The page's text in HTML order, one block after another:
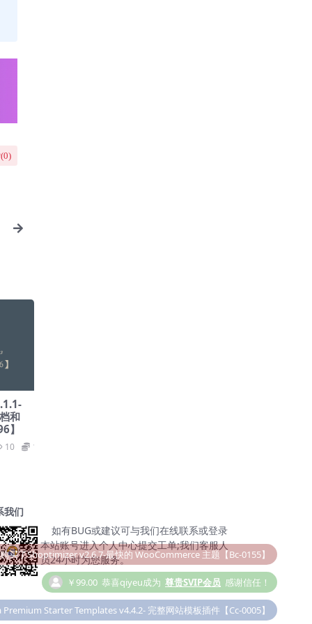
0)
和
】
10 19.9
我们
如有BUG或建议可与我们在线联系或登录
本站账号进入个人中心提交工单;我们客服人
员24小时为您服务。
￥99.00 恭喜qiyeu成为 尊贵SVIP会员 感谢信任！
Starter Templates v4.4.2- 完整网站模板插件【Cc-0005】
买了SEOPress Pro v6.7.2 – SEO 优化 WordPress 插件【Ca-0039】